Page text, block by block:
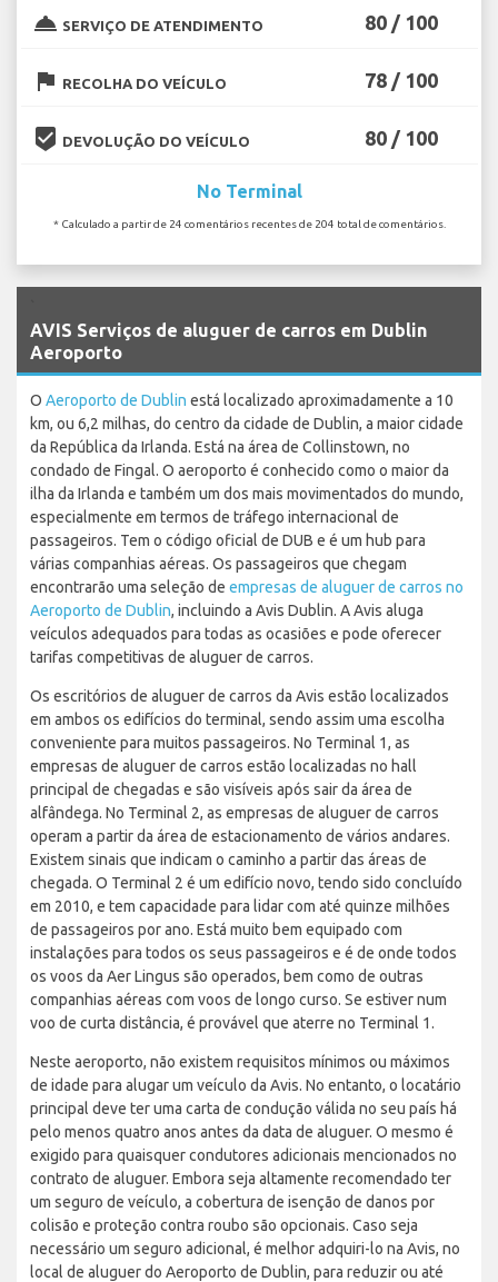
room_service SERVIÇO DE ATENDIMENTO 80 / 100
flag RECOLHA DO VEÍCULO 78 / 100
beenhere DEVOLUÇÃO DO VEÍCULO 80 / 100
No Terminal
* Calculado a partir de 24 comentários recentes de 204 total de comentários.
AVIS Serviços de aluguer de carros em Dublin
Aeroporto
O Aeroporto de Dublin está localizado aproximadamente a 10
km, ou 6,2 milhas, do centro da cidade de Dublin, a maior cidade
da República da Irlanda. Está na área de Collinstown, no
condado de Fingal. O aeroporto é conhecido como o maior da
ilha da Irlanda e também um dos mais movimentados do mundo,
especialmente em termos de tráfego internacional de
passageiros. Tem o código oficial de DUB e é um hub para
várias companhias aéreas. Os passageiros que chegam
encontrarão uma seleção de empresas de aluguer de carros no
Aeroporto de Dublin, incluindo a Avis Dublin. A Avis aluga
veículos adequados para todas as ocasiões e pode oferecer
tarifas competitivas de aluguer de carros.
Os escritórios de aluguer de carros da Avis estão localizados
em ambos os edifícios do terminal, sendo assim uma escolha
conveniente para muitos passageiros. No Terminal 1, as
empresas de aluguer de carros estão localizadas no hall
principal de chegadas e são visíveis após sair da área de
alfândega. No Terminal 2, as empresas de aluguer de carros
operam a partir da área de estacionamento de vários andares.
Existem sinais que indicam o caminho a partir das áreas de
chegada. O Terminal 2 é um edifício novo, tendo sido concluído
em 2010, e tem capacidade para lidar com até quinze milhões
de passageiros por ano. Está muito bem equipado com
instalações para todos os seus passageiros e é de onde todos
os voos da Aer Lingus são operados, bem como de outras
companhias aéreas com voos de longo curso. Se estiver num
voo de curta distância, é provável que aterre no Terminal 1.
Neste aeroporto, não existem requisitos mínimos ou máximos
de idade para alugar um veículo da Avis. No entanto, o locatário
principal deve ter uma carta de condução válida no seu país há
pelo menos quatro anos antes da data de aluguer. O mesmo é
exigido para quaisquer condutores adicionais mencionados no
contrato de aluguer. Embora seja altamente recomendado ter
um seguro de veículo, a cobertura de isenção de danos por
colisão e proteção contra roubo são opcionais. Caso seja
necessário um seguro adicional, é melhor adquiri-lo na Avis, no
local de aluguer do Aeroporto de Dublin, para reduzir ou até